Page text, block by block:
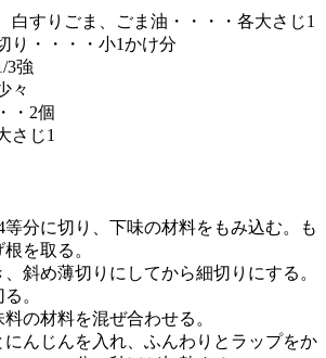
白すりごま、ごま油・・・・各大さじ1
り・・・・小1かけ分
3強
々
・2個
さじ1
分に切り、下味の材料をもみ込む。も
を取る。
斜め薄切りにしてから細切りにする。
。
の材料を混ぜ合わせる。
んじんを入れ、ふんわりとラップをか